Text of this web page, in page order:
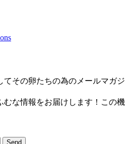
てその卵たちの為のメールマガジ
むな情報をお届けします！この機